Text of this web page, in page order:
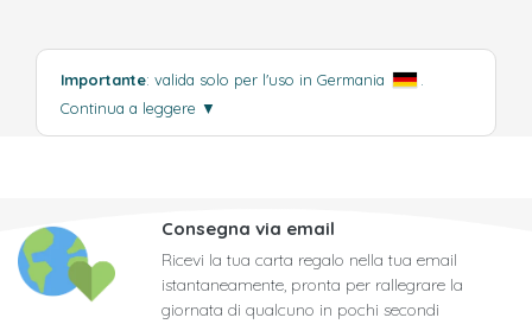
Importante: valida solo per l'uso in Germania
Continua a leggere ▼
Consegna via email
Ricevi la tua carta regalo nella tua email
istantaneamente, pronta per rallegrare la
giornata di qualcuno in pochi secondi